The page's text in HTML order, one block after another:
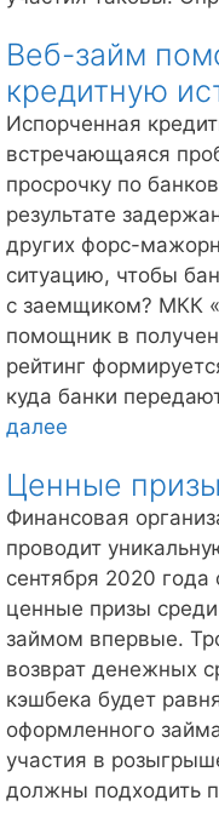
Веб-займ
кредитную
Испорченная
встречающаяся
просрочку по
результате
других форс-
ситуацию, чтобы
с заемщиком? МКК
помощник в
рейтинг
куда банки
далее
поможет
улучшить
кредитную
историю!
Ценные
Финансовая
проводит
сентября 2020
ценные призы
займом впервые.
возврат денежных
кэшбека будет
оформленного
участия в
должны подходить